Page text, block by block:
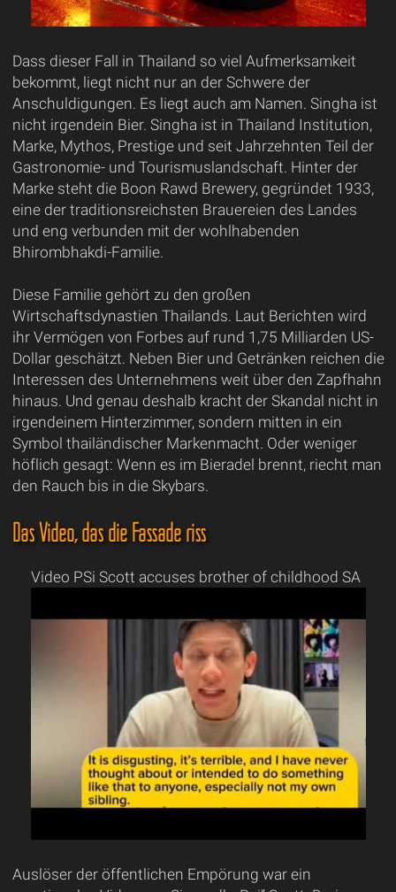
Dass dieser Fall in Thailand so viel Aufmerksamkeit
bekommt, liegt nicht nur an der Schwere der
Anschuldigungen. Es liegt auch am Namen. Singha ist
nicht irgendein Bier. Singha ist in Thailand Institution,
Marke, Mythos, Prestige und seit Jahrzehnten Teil der
Gastronomie- und Tourismuslandschaft. Hinter der
Marke steht die Boon Rawd Brewery, gegründet 1933,
eine der traditionsreichsten Brauereien des Landes
und eng verbunden mit der wohlhabenden
Bhirombhakdi-Familie.
Diese Familie gehört zu den großen
Wirtschaftsdynastien Thailands. Laut Berichten wird
ihr Vermögen von Forbes auf rund 1,75 Milliarden US-
Dollar geschätzt. Neben Bier und Getränken reichen die
Interessen des Unternehmens weit über den Zapfhahn
hinaus. Und genau deshalb kracht der Skandal nicht in
irgendeinem Hinterzimmer, sondern mitten in ein
Symbol thailändischer Markenmacht. Oder weniger
höflich gesagt: Wenn es im Bieradel brennt, riecht man
den Rauch bis in die Skybars.
Das Video, das die Fassade riss
Video PSi Scott accuses brother of childhood SA
Auslöser der öffentlichen Empörung war ein